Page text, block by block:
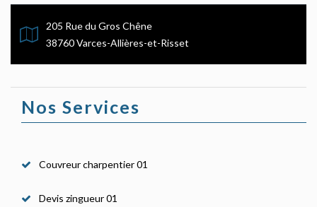
205 Rue du Gros Chêne
38760 Varces-Allières-et-Risset
Nos Services
Couvreur charpentier 01
Devis zingueur 01